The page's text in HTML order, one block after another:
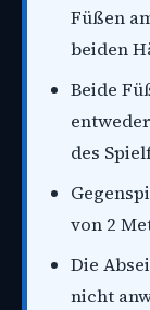
Füßen
beiden
Beide
des
von 2
Die
nicht